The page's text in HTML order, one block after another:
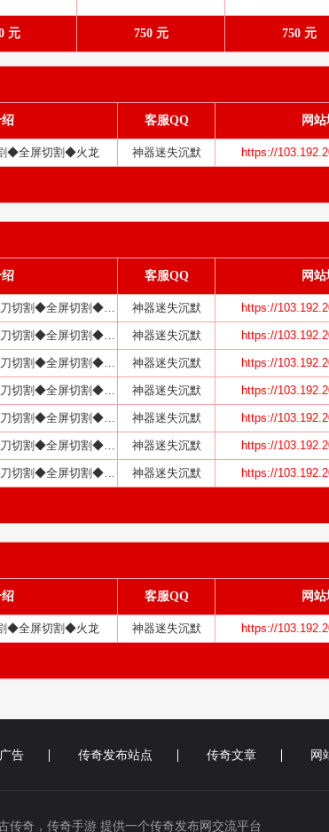
元 750 元 750 元
客服QQ 网
◆全屏切割◆火龙 神器迷失沉默 https://
客服QQ 网
◆装备全靠打◆无套路◆刀刀切割◆全屏切割◆火龙 神器迷失沉默 https://
◆装备全靠打◆无套路◆刀刀切割◆全屏切割◆火龙 神器迷失沉默 https://
◆装备全靠打◆无套路◆刀刀切割◆全屏切割◆火龙 神器迷失沉默 https://
◆装备全靠打◆无套路◆刀刀切割◆全屏切割◆火龙 神器迷失沉默 https://
◆装备全靠打◆无套路◆刀刀切割◆全屏切割◆火龙 神器迷失沉默 https://
◆装备全靠打◆无套路◆刀刀切割◆全屏切割◆火龙 神器迷失沉默 https://
◆装备全靠打◆无套路◆刀刀切割◆全屏切割◆火龙 神器迷失沉默 https://
客服QQ 网
◆全屏切割◆火龙 神器迷失沉默 https://
告 传奇发布站点 传奇文章 网
传奇，传奇手游 提供一个传奇发布网交流平台